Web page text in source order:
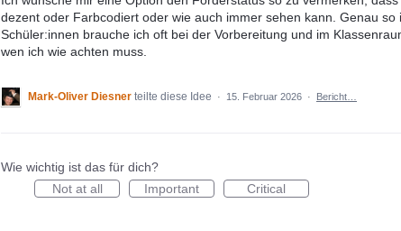
dezent oder Farbcodiert oder wie auch immer sehen kann. Genau so
Schüler:innen brauche ich oft bei der Vorbereitung und im
wen ich wie achten muss.
Mark-Oliver Diesner teilte diese Idee · 15. Februar 2026 · Bericht…
Wie wichtig ist das für dich?
Not at all
Important Critical